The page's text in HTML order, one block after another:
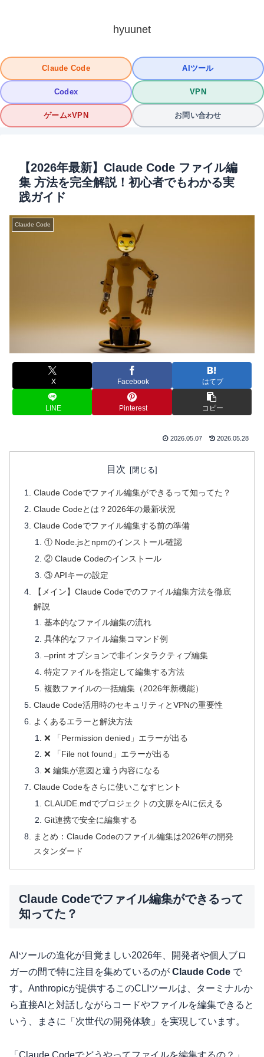
hyuunet
Claude Code AIツール
Codex VPN
ゲーム×VPN お問い合わせ
【2026年最新】Claude Code ファイル編
集 方法を完全解説！初心者でもわかる実
践ガイド
Claude Code
X Facebook はてブ
LINE Pinterest コピー
2026.05.07 2026.05.28
目次
Claude Codeでファイル編集ができるって知ってた？
Claude Codeとは？2026年の最新状況
Claude Codeでファイル編集する前の準備
① Node.jsとnpmのインストール確認
② Claude Codeのインストール
③ APIキーの設定
【メイン】Claude Codeでのファイル編集方法を徹底
解説
基本的なファイル編集の流れ
具体的なファイル編集コマンド例
–print オプションで非インタラクティブ編集
特定ファイルを指定して編集する方法
複数ファイルの一括編集（2026年新機能）
Claude Code活用時のセキュリティとVPNの重要性
よくあるエラーと解決方法
❌ 「Permission denied」エラーが出る
❌ 「File not found」エラーが出る
❌ 編集が意図と違う内容になる
Claude Codeをさらに使いこなすヒント
CLAUDE.mdでプロジェクトの文脈をAIに伝える
Git連携で安全に編集する
まとめ：Claude Codeのファイル編集は2026年の開発
スタンダード
Claude Codeでファイル編集ができるって
知ってた？
AIツールの進化が目覚ましい2026年、開発者や個人ブロ
ガーの間で特に注目を集めているのが Claude Code で
す。Anthropicが提供するこのCLIツールは、ターミナルか
ら直接AIと対話しながらコードやファイルを編集できると
いう、まさに「次世代の開発体験」を実現しています。
「Claude Codeでどうやってファイルを編集するの？」